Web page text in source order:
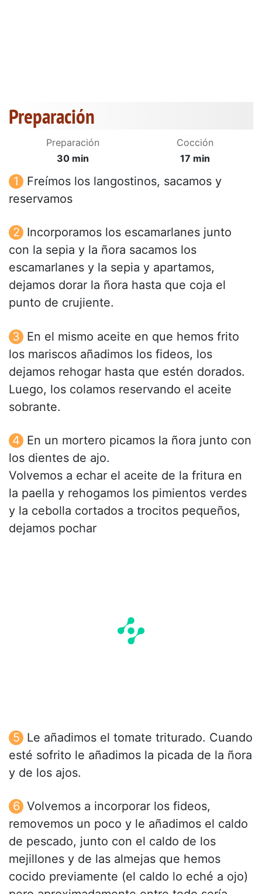
Preparación
Preparación
30 min
Cocción
17 min
Freímos los langostinos, sacamos y
reservamos
Incorporamos los escamarlanes junto
con la sepia y la ñora sacamos los
escamarlanes y la sepia y apartamos,
dejamos dorar la ñora hasta que coja el
punto de crujiente.
En el mismo aceite en que hemos frito
los mariscos añadimos los fideos, los
dejamos rehogar hasta que estén dorados.
Luego, los colamos reservando el aceite
sobrante.
En un mortero picamos la ñora junto con
los dientes de ajo.
Volvemos a echar el aceite de la fritura en
la paella y rehogamos los pimientos verdes
y la cebolla cortados a trocitos pequeños,
dejamos pochar
Le añadimos el tomate triturado. Cuando
esté sofrito le añadimos la picada de la ñora
y de los ajos.
Volvemos a incorporar los fideos,
removemos un poco y le añadimos el caldo
de pescado, junto con el caldo de los
mejillones y de las almejas que hemos
cocido previamente (el caldo lo eché a ojo)